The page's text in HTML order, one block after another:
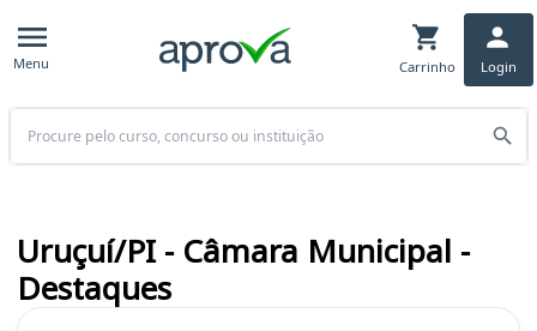
Menu Carrinho Login
Buscar
Uruçuí/PI - Câmara Municipal -
Destaques